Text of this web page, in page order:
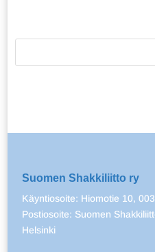
Suomen Shakkiliitto ry
Käyntiosoite: Hiomotie 10,
Postiosoite: Suomen
Helsinki